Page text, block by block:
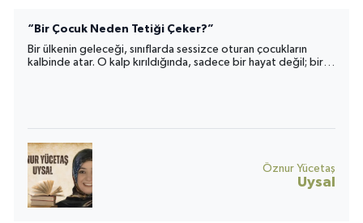
“Bir Çocuk Neden Tetiği Çeker?”
Bir ülkenin geleceği, sınıflarda sessizce oturan çocukların
kalbinde atar. O kalp kırıldığında, sadece bir hayat değil; bir
Öznur Yücetaş
Uysal